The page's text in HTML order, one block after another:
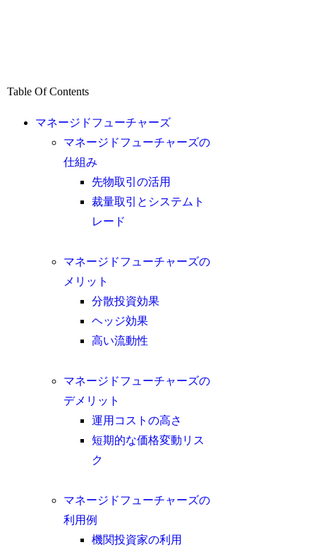
Table Of Contents
マネージドフューチャーズ
マネージドフューチャーズの
仕組み
先物取引の活用
裁量取引とシステムト
レード
マネージドフューチャーズの
メリット
分散投資効果
ヘッジ効果
高い流動性
マネージドフューチャーズの
デメリット
運用コストの高さ
短期的な価格変動リス
ク
マネージドフューチャーズの
利用例
機関投資家の利用